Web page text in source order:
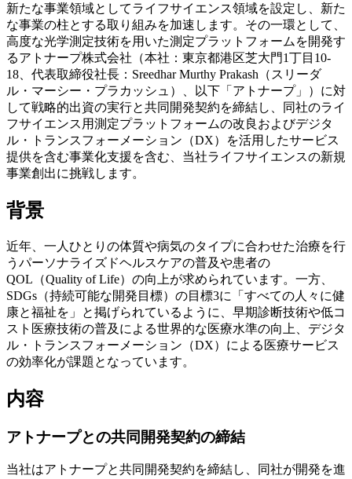
新たな事業領域としてライフサイエンス領域を設定し、新た
な事業の柱とする取り組みを加速します。その一環として、
高度な光学測定技術を用いた測定プラットフォームを開発す
るアトナープ株式会社（本社：東京都港区芝大門1丁目10-
18、代表取締役社長：Sreedhar Murthy Prakash（スリーダ
ル・マーシー・プラカッシュ）、以下「アトナープ」）に対
して戦略的出資の実行と共同開発契約を締結し、同社のライ
フサイエンス用測定プラットフォームの改良およびデジタ
ル・トランスフォーメーション（DX）を活用したサービス
提供を含む事業化支援を含む、当社ライフサイエンスの新規
事業創出に挑戦します。
背景
近年、一人ひとりの体質や病気のタイプに合わせた治療を行
うパーソナライズドヘルスケアの普及や患者の
QOL（Quality of Life）の向上が求められています。一方、
SDGs（持続可能な開発目標）の目標3に「すべての人々に健
康と福祉を」と掲げられているように、早期診断技術や低コ
スト医療技術の普及による世界的な医療水準の向上、デジタ
ル・トランスフォーメーション（DX）による医療サービス
の効率化が課題となっています。
内容
アトナープとの共同開発契約の締結
当社はアトナープと共同開発契約を締結し、同社が開発を進